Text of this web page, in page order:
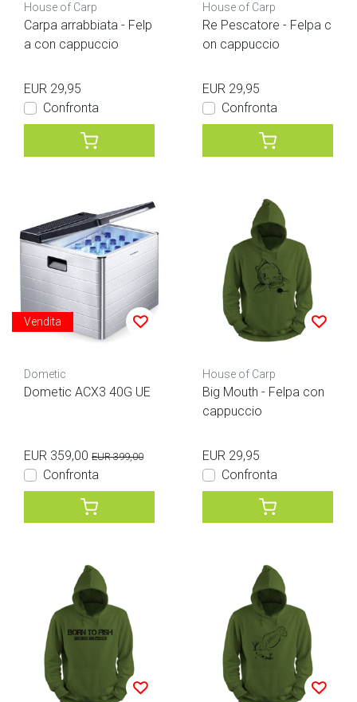
House of Carp
Carpa arrabbiata - Felp
a con cappuccio
EUR 29,95
Confronta
House of Carp
Re Pescatore - Felpa c
on cappuccio
EUR 29,95
Confronta
Vendita
Dometic
Dometic ACX3 40G UE
EUR 359,00 EUR 399,00
Confronta
House of Carp
Big Mouth - Felpa con
cappuccio
EUR 29,95
Confronta